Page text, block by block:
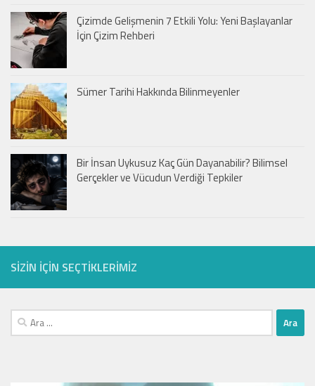
Çizimde Gelişmenin 7 Etkili Yolu: Yeni Başlayanlar
İçin Çizim Rehberi
Sümer Tarihi Hakkında Bilinmeyenler
Bir İnsan Uykusuz Kaç Gün Dayanabilir? Bilimsel
Gerçekler ve Vücudun Verdiği Tepkiler
SIZIN IÇIN SEÇTIKLERIMIZ
Arama: